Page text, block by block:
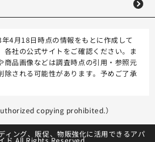
4月18日時点の情報をもとに作成して
各社の公式サイトをご確認ください。ま
商品画像などは調査時点の引用・参照元
除される可能性があります。予めご了承
copying prohibited.）
ィング、販促、物販強化に活用できるアパ
ドAll Rights Reserved.